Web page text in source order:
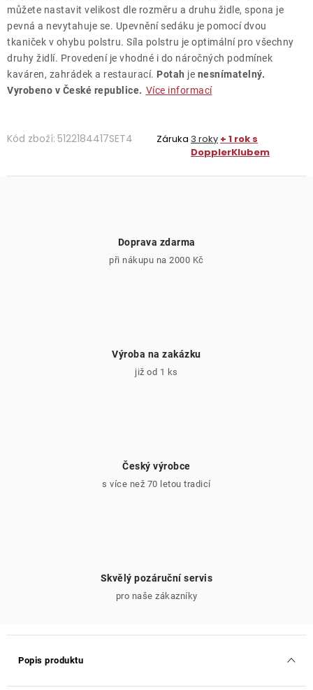
můžete nastavit velikost dle rozměru a druhu židle, spona je
pevná a nevytahuje se. Upevnění sedáku je pomocí dvou
tkaniček v ohybu polstru. Síla polstru je optimální pro všechny
druhy židlí. Provedení je vhodné i do náročných podmínek
kaváren, zahrádek a restaurací. Potah je nesnímatelný.
Vyrobeno v České republice. Více informací
Kód zboží: 5122184417SET4 Záruka 3 roky + 1 rok s
DopplerKlubem
Doprava zdarma
při nákupu na 2000 Kč
Výroba na zakázku
již od 1 ks
Český výrobce
s více než 70 letou tradicí
Skvělý pozáruční servis
pro naše zákazníky
Popis produktu